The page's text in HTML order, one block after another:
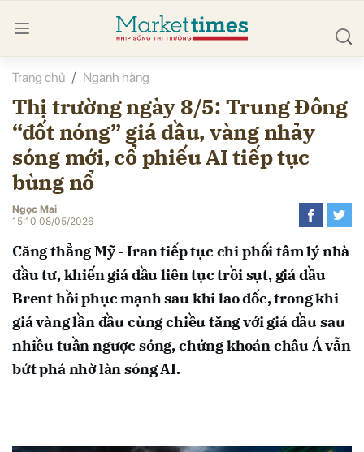
Trang chủ Ngành hàng
Thị trường ngày 8/5: Trung Đông
“đốt nóng” giá dầu, vàng nhảy
sóng mới, cổ phiếu AI tiếp tục
bùng nổ
Ngọc Mai
15:10 08/05/2026
Căng thẳng Mỹ - Iran tiếp tục chi phối tâm lý nhà
đầu tư, khiến giá dầu liên tục trồi sụt, giá dầu
Brent hồi phục mạnh sau khi lao dốc, trong khi
giá vàng lần đầu cùng chiều tăng với giá dầu sau
nhiều tuần ngược sóng, chứng khoán châu Á vẫn
bứt phá nhờ làn sóng AI.
luận